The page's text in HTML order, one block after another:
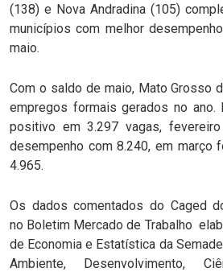
(138) e Nova Andradina (105)
municípios com melhor
maio.
Com o saldo de maio, Mato Grosso
empregos formais gerados no
positivo em 3.297 vagas,
desempenho com 8.240, em março
4.965.
Os dados comentados do Caged
no Boletim Mercado de Trabalho
de Economia e Estatística da
Ambiente, Desenvolvimento,